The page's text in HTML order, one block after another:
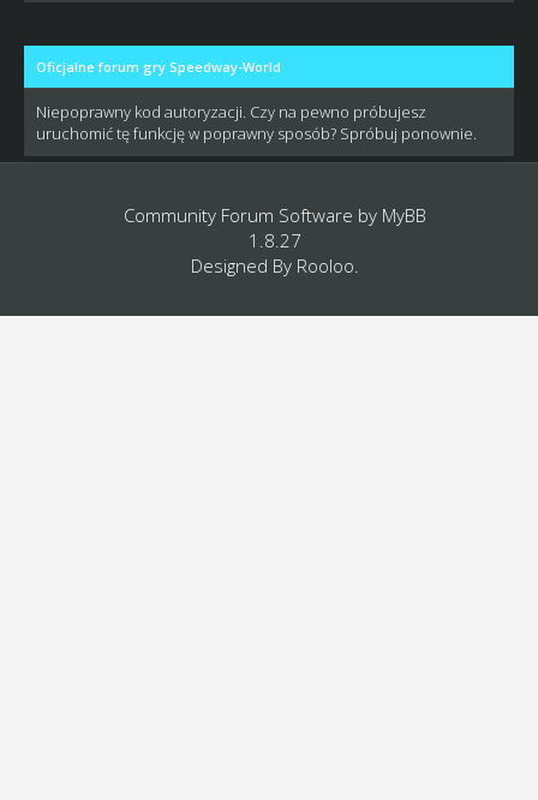
Oficjalne forum gry Speedway-World
Niepoprawny kod autoryzacji. Czy na pewno próbujesz
uruchomić tę funkcję w poprawny sposób? Spróbuj ponownie.
Community Forum Software by MyBB
1.8.27
Designed By Rooloo.